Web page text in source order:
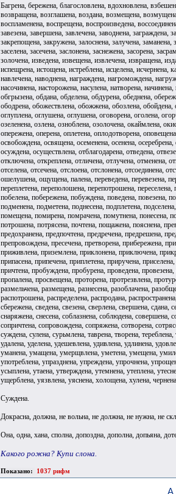
Багрена, бережена, благословлена, вдохновлена,
возвращена, возглашена, воздана, возмещена,
воспламенена, воспрещена, воспроизведена,
завезена, завершена, завлечена, заводнена,
закрепощена, закружена, залоснена, залучена, заманена,
заселена, засечена, заслонена, заснежена, засорена,
золочена, изведена, извещена, извлечена, извращена,
испещрена, истощена, истреблена, исцелена, исчернена,
навлечена, наводнена, награждена, нагромождена,
насочинена, насторожена, насулена, натворена,
обгрызена, обдана, обделена, обдурена, обеднена,
ободрена, обожествлена, обожжена, обозлена,
оглуплена, оглушена, оглушена, оговорена, оголена,
озеленена, озлена, озноблена, озолочена, окаймлена,
опережена, оперена, оплетена, оплодотворена,
освобождена, освящена, осеменена, осенена,
осуждена, осуществлена, отблагодарена, отведена,
отключена, откреплена, отличена, отлучена, отменена,
отселена, отсечена, отслоена, отслонена, отсоединена,
ошелушена, ощущена, палена, переведена, перевезена,
переплетена, переполошена, перепотрошена, переселена,
побелена, побережена, побуждена, поведена, повезена,
подменена, подметена, поднесена, подплетена,
помещена, помирена, помрачена, помутнена, понесена,
потрошена, потрясена, почтена, пощажена, пояснена,
предохранена, предпочтена, предречена, предрешена,
препровождена, пресечена, претворена, прибережена,
приживлена, приземлена, приклонена, приключена,
припасена, припечена, приплетена, приручена,
причтена, пробуждена, пробурена, проведена,
пропалена, просвещена, проторена, протрезвлена,
размельчена, размещена, разнесена, разоблачена,
распотрошена, распределена, распродана,
сбережена, сведена, свезена, сверлена, свершена,
снаряжена, снесена, соблазнена, соблюдена,
сопричтена, сопровождена, сопряжена, сотворена,
суждена, сулена, сурьмлена, таврена, творена,
удалена, уделена, удешевлена, удивлена, удлинена,
уманена, умащена, умерщвлена, уметена, умещена,
употреблена, упразднена, упреждена, упрочнена,
усыплена, утаена, утверждена, утемнена, утеплена,
ущерблена, уязвлена, уяснена, холощена, хулена,
Суждена.
Докрасна, должна, не вольна, не должна, не нужна, не
Она, одна, хана, сполна, допоздна, дополна, допьяна,
Какого рожна? Купи слона.
Показано: 1037 рифм
А